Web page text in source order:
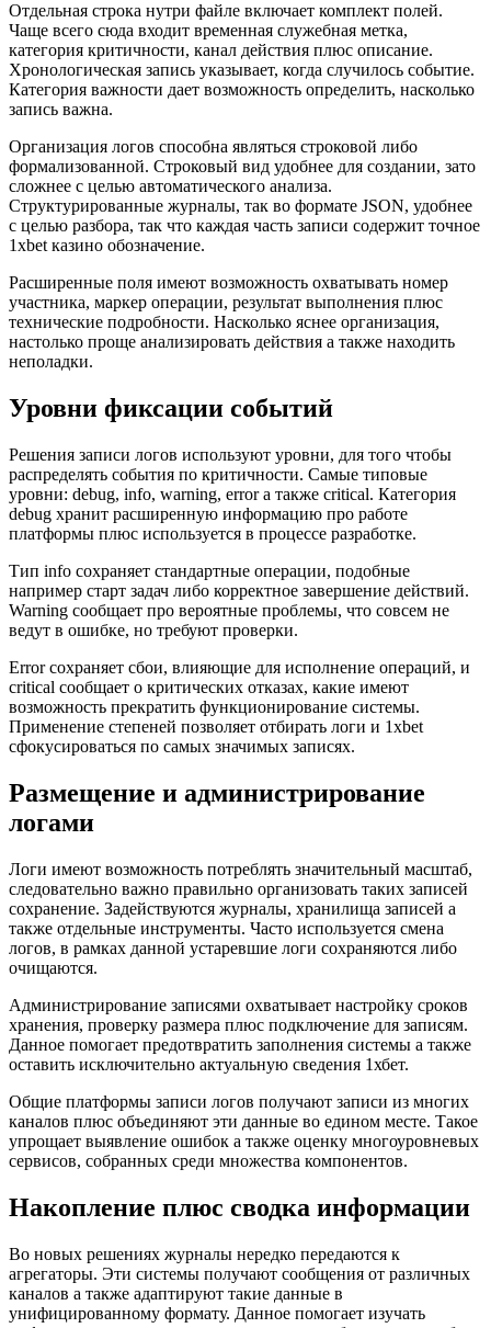
Отдельная строка нутри файле включает комплект полей.
Чаще всего сюда входит временная служебная метка,
категория критичности, канал действия плюс описание.
Хронологическая запись указывает, когда случилось событие.
Категория важности дает возможность определить, насколько
запись важна.
Организация логов способна являться строковой либо
формализованной. Строковый вид удобнее для создании, зато
сложнее с целью автоматического анализа.
Структурированные журналы, так во формате JSON, удобнее
с целью разбора, так что каждая часть записи содержит точное
1xbet казино обозначение.
Расширенные поля имеют возможность охватывать номер
участника, маркер операции, результат выполнения плюс
технические подробности. Насколько яснее организация,
настолько проще анализировать действия а также находить
неполадки.
Уровни фиксации событий
Решения записи логов используют уровни, для того чтобы
распределять события по критичности. Самые типовые
уровни: debug, info, warning, error а также critical. Категория
debug хранит расширенную информацию про работе
платформы плюс используется в процессе разработке.
Тип info сохраняет стандартные операции, подобные
например старт задач либо корректное завершение действий.
Warning сообщает про вероятные проблемы, что совсем не
ведут в ошибке, но требуют проверки.
Error сохраняет сбои, влияющие для исполнение операций, и
critical сообщает о критических отказах, какие имеют
возможность прекратить функционирование системы.
Применение степеней позволяет отбирать логи и 1xbet
сфокусироваться по самых значимых записях.
Размещение и администрирование
логами
Логи имеют возможность потреблять значительный масштаб,
следовательно важно правильно организовать таких записей
сохранение. Задействуются журналы, хранилища записей а
также отдельные инструменты. Часто используется смена
логов, в рамках данной устаревшие логи сохраняются либо
очищаются.
Администрирование записями охватывает настройку сроков
хранения, проверку размера плюс подключение для записям.
Данное помогает предотвратить заполнения системы а также
оставить исключительно актуальную сведения 1хбет.
Общие платформы записи логов получают записи из многих
каналов плюс объединяют эти данные во едином месте. Такое
упрощает выявление ошибок а также оценку многоуровневых
сервисов, собранных среди множества компонентов.
Накопление плюс сводка информации
Во новых решениях журналы нередко передаются к
агрегаторы. Эти системы получают сообщения от различных
каналов а также адаптируют такие данные в
унифицированному формату. Данное помогает изучать